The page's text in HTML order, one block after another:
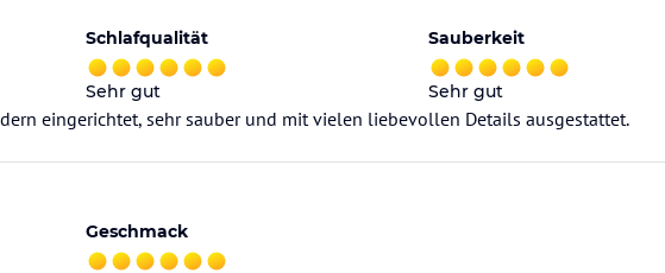
Schlafqualität
Sehr gut
Sauberkeit
Sehr gut
eingerichtet, sehr sauber und mit vielen liebevollen Details ausgestattet.
Geschmack